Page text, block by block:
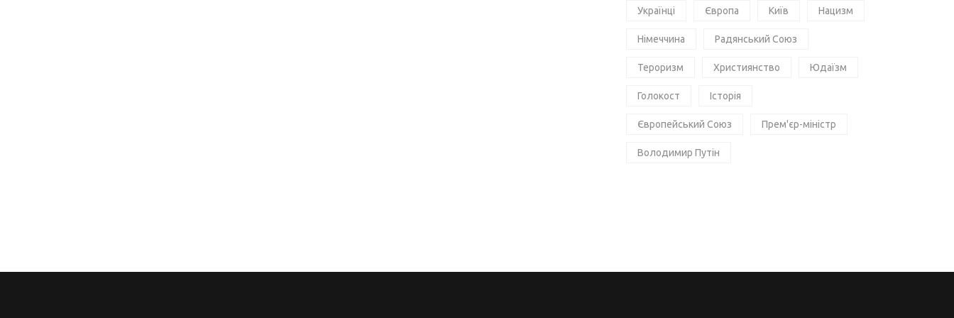
Українці Європа Київ Нацизм
Німеччина Радянський Союз
Тероризм Християнство Юдаїзм
Голокост Історія
Європейський Союз Прем'єр-міністр
Володимир Путін